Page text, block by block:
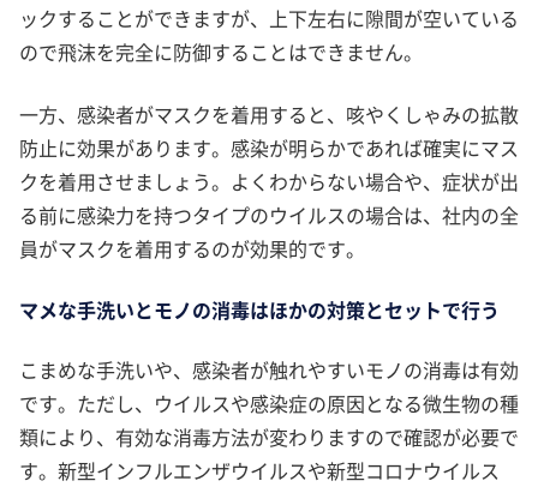
ックすることができますが、上下左右に隙間が空いている
ので飛沫を完全に防御することはできません。
一方、感染者がマスクを着用すると、咳やくしゃみの拡散
防止に効果があります。感染が明らかであれば確実にマス
クを着用させましょう。よくわからない場合や、症状が出
る前に感染力を持つタイプのウイルスの場合は、社内の全
員がマスクを着用するのが効果的です。
マメな手洗いとモノの消毒はほかの対策とセットで行う
こまめな手洗いや、感染者が触れやすいモノの消毒は有効
です。ただし、ウイルスや感染症の原因となる微生物の種
類により、有効な消毒方法が変わりますので確認が必要で
す。新型インフルエンザウイルスや新型コロナウイルス